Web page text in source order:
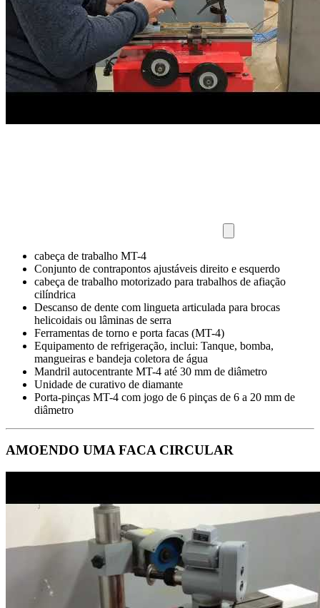
cabeça de trabalho MT-4
Conjunto de contrapontos ajustáveis direito e esquerdo
cabeça de trabalho motorizado para trabalhos de afiação
cilíndrica
Descanso de dente com lingueta articulada para brocas
helicoidais ou lâminas de serra
Ferramentas de torno e porta facas (MT-4)
Equipamento de refrigeração, inclui: Tanque, bomba,
mangueiras e bandeja coletora de água
Mandril autocentrante MT-4 até 30 mm de diâmetro
Unidade de curativo de diamante
Porta-pinças MT-4 com jogo de 6 pinças de 6 a 20 mm de
diâmetro
AMOENDO UMA FACA CIRCULAR